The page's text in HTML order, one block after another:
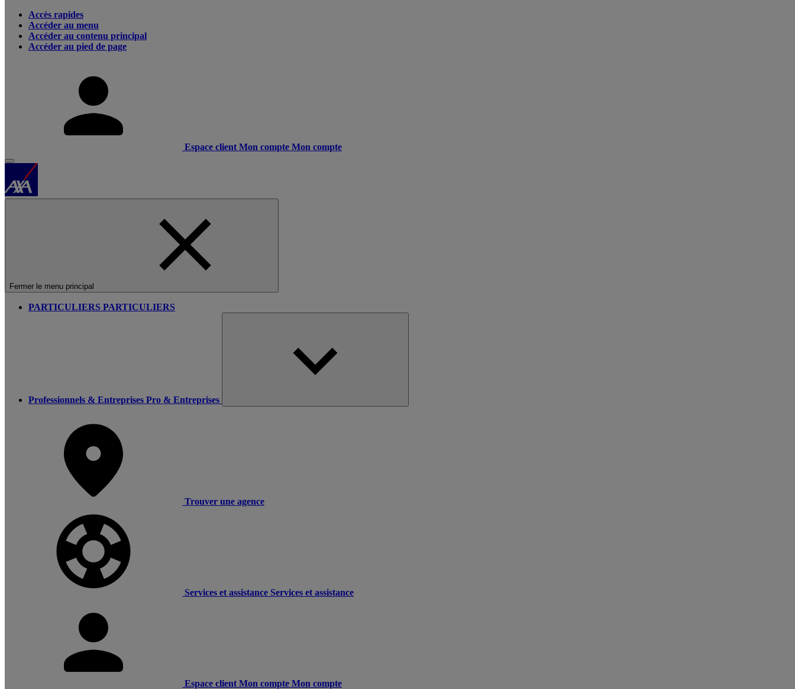
Accès rapides
Accéder au menu
Accéder au contenu principal
Accéder au pied de page
Espace client Mon compte Mon compte
Fermer le menu principal
PARTICULIERS PARTICULIERS
Professionnels & Entreprises Pro & Entreprises
Trouver une agence
Services et assistance Services et assistance
Espace client Mon compte Mon compte